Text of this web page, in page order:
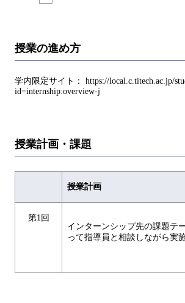
授業の進め方
学内限定サイト： https://local.c.titech.ac.jp/
id=internship:overview-j
授業計画・課題
授業計画
第1回
インターンシップ先の課題テ
って指導員と相談しながら実